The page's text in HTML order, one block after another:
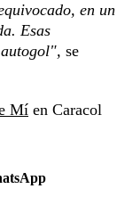
en un
Esas
se
Mí en Caracol